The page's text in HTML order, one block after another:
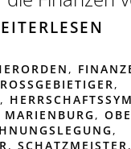
,
,
,
MARIENBURG ,
,
,SCHATZMEISTER